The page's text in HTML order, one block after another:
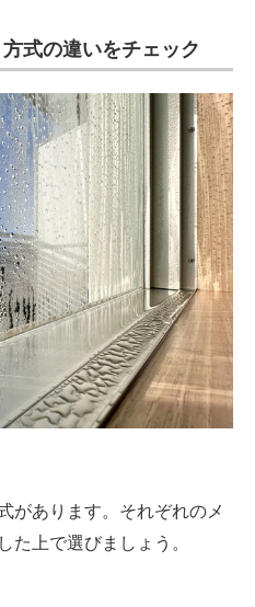
式の違いをチェック
があります。それぞれのメ
た上で選びましょう。